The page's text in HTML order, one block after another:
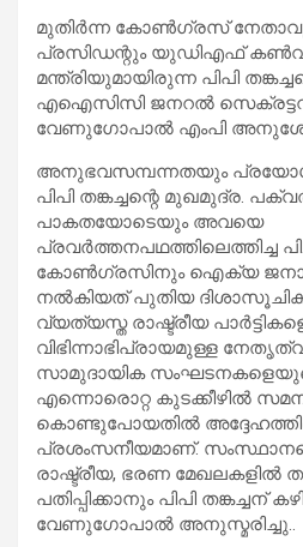
മുതിര്‍ന്ന കോണ്‍ഗ്രസ്
പ്രസിഡന്റും യുഡിഎഫ്
മന്ത്രിയുമായിരുന്ന പിപി
എഐസിസി ജനറല്‍
വേണുഗോപാല്‍ എംപി
അനുഭവസമ്പന്നതയും
പിപി തങ്കച്ചന്റെ മുഖമുദ്ര.
പാകതയോടെയും അവയെ
പ്രവര്‍ത്തനപഥത്തിലെത്തിച്ച
കോണ്‍ഗ്രസിനും ഐക്യ
നല്‍കിയത് പുതിയ
വ്യത്യസ്ത രാഷ്ട്രീയ
വിഭിന്നാഭിപ്രായമുള്ള
സാമുദായിക
എന്നൊരൊറ്റ കുടക്കീഴില്‍
കൊണ്ടുപോയതില്‍
പ്രശംസനീയമാണ്.
രാഷ്ട്രീയ, ഭരണ മേഖലകളില്‍
പതിപ്പിക്കാനും പിപി തങ്കച്ചന്
വേണുഗോപാല്‍ അനുസ്മരിച്ചു..